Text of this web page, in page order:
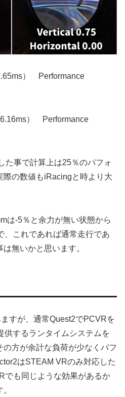
） Performance
） Performance
た事で計算上は25％のパフォ
際の数値もiRacingと時より大
は-5％と余力が無い状態から
、これであれば通常走行であ
無いかと思います。
すが、通常Quest2でPCVRを
供するランタイムシステムを
方が余計な負荷が少なくパフ
はSTEAM VRのみ対応した
でも同じような効果があるか